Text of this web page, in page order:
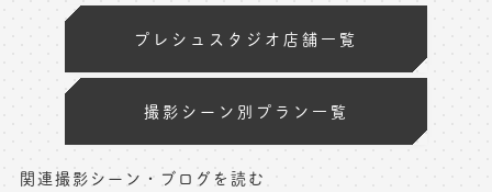
プレシュスタジオ店舗一覧
撮影シーン別プラン一覧
関連撮影シーン・ブログを読む